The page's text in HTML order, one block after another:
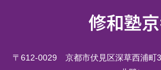
修和塾
〒612-0029 京都市伏見区深草西浦